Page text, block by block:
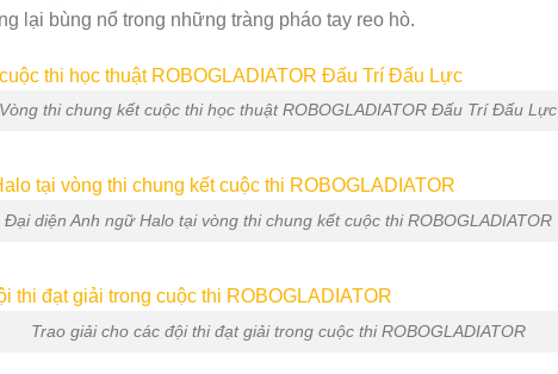
lại bùng nổ trong những tràng pháo tay reo hò.
Vòng thi chung kết cuộc thi học thuật ROBOGLADIATOR Đấu Trí Đấu Lực
Đại diện Anh ngữ Halo tại vòng thi chung kết cuộc thi ROBOGLADIATOR
Trao giải cho các đội thi đạt giải trong cuộc thi ROBOGLADIATOR